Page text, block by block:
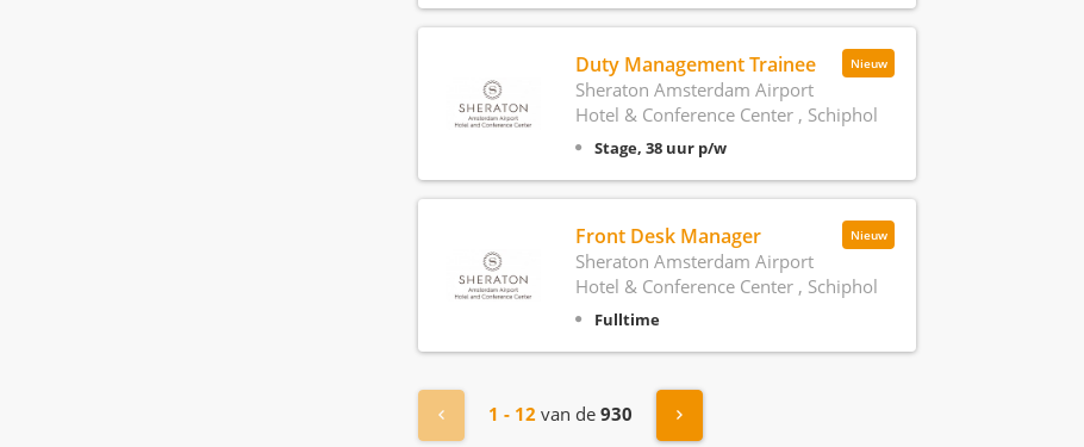
Nieuw
Duty Management Trainee
Sheraton Amsterdam Airport
Hotel & Conference Center , Schiphol
Stage, 38 uur p/w
Nieuw
Front Desk Manager
Sheraton Amsterdam Airport
Hotel & Conference Center , Schiphol
Fulltime
« Vorige1 - 12 van de 930 Volgende »